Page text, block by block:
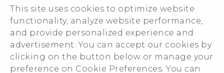
This site uses cookies to optimize website
functionality, analyze website performance,
and provide personalized experience and
advertisement. You can accept our cookies by
clicking on the button below or manage your
preference on Cookie Preferences. You can
Hỗ trợ bảo hành HTC
ESG
Nhà đầu tư
Làm việc tại HTC
Chính sách bảo mật
Bảo mật sản phẩm
© 2011-2026 HTC Corporation